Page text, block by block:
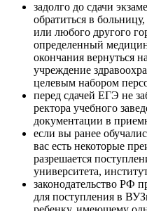
задолго до сдачи
обратиться в
или любого другого
определенный
окончания вернуться
учреждение
целевым набором
перед сдачей ЕГЭ не
ректора учебного
документации в
если вы ранее
вас есть некоторые
разрешается
университета,
законодательство РФ
для поступления в